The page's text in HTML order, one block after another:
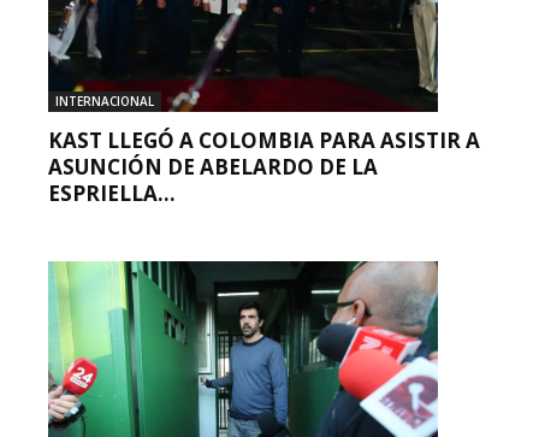
INTERNACIONAL
KAST LLEGÓ A COLOMBIA PARA ASISTIR A
ASUNCIÓN DE ABELARDO DE LA
ESPRIELLA...